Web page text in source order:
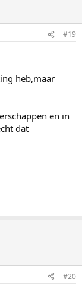
#19
heb,maar
en in
dat
#20